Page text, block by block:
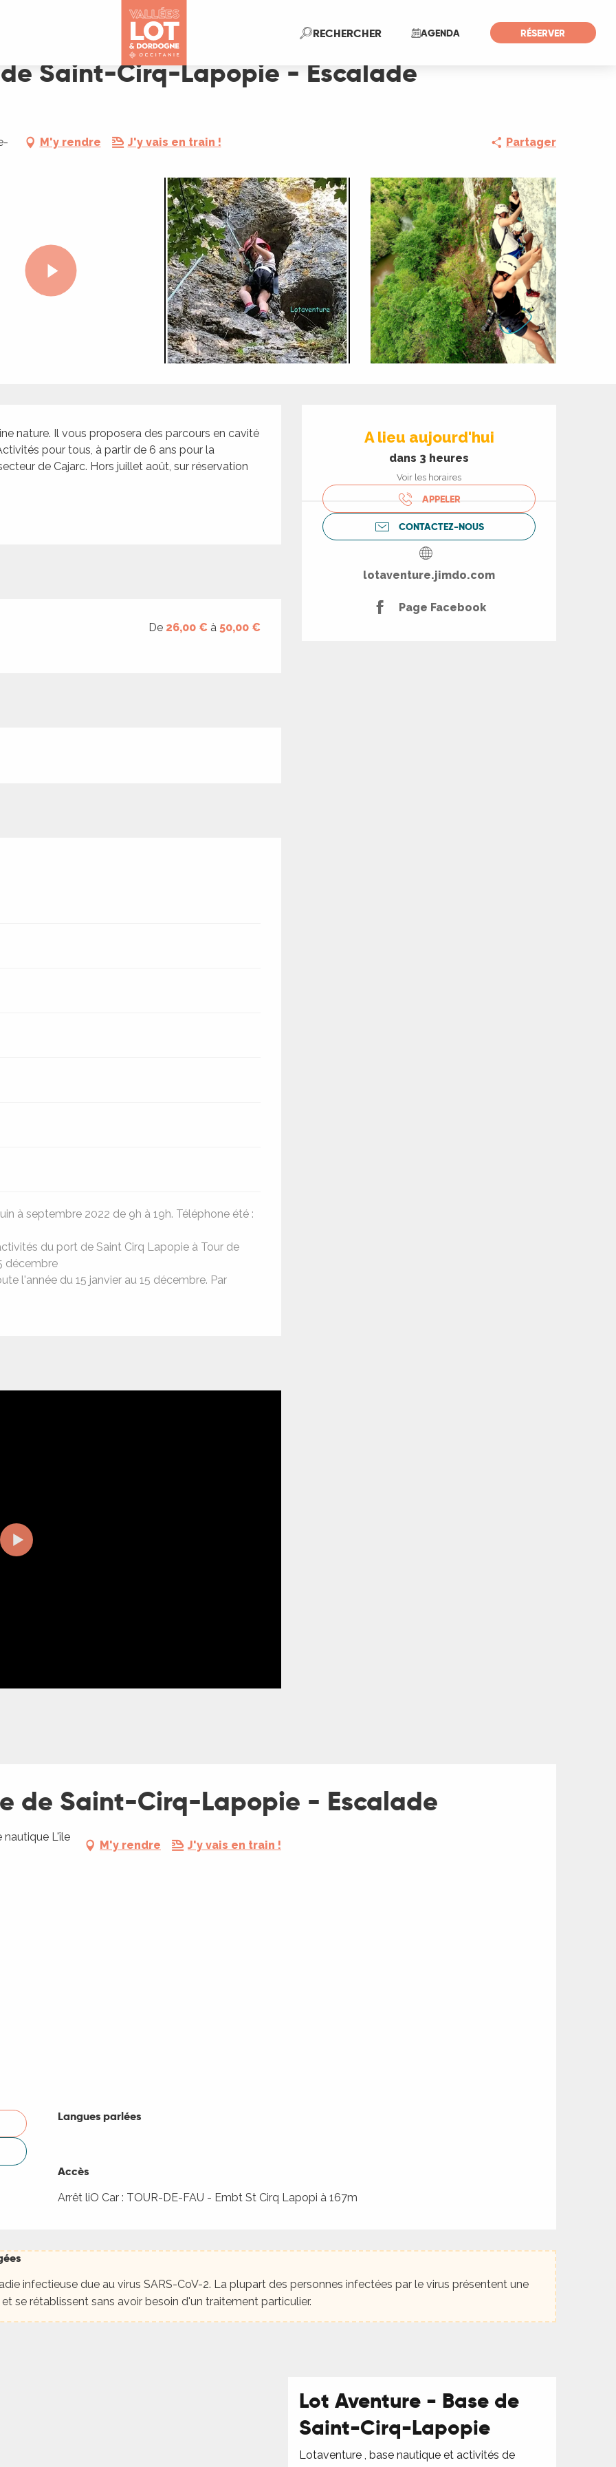
AGENDA RÉSERVER
RECHERCHERRecherche
Saint-Cirq-Lapopie - Escalade
M'y rendre J'y vais en train ! Partager
Ouverture et
A lieu aujourd'hui
dans 3 heures
Voir les horaires
APPELER
CONTACTEZ-NOUS
lotaventure.jimdo.com
Page Facebook
nature. Il vous proposera des parcours en cavité
pour tous, à partir de 6 ans pour la
de Cajarc. Hors juillet août, sur réservation
De 26,00 € à 50,00 €
à septembre 2022 de 9h à 19h. Téléphone été :
du port de Saint Cirq Lapopie à Tour de
décembre
l'année du 15 janvier au 15 décembre. Par
de Saint-Cirq-Lapopie - Escalade
nautique L'île
M'y rendre J'y vais en train !
Langues parlées
Langues parlées
Accès
Accès
Arrêt liO Car : TOUR-DE-FAU - Embt St Cirq Lapopi à 167m
infectieuse due au virus SARS-CoV-2. La plupart des personnes infectées par le virus présentent une
se rétablissent sans avoir besoin d'un traitement particulier.
Lot Aventure - Base de
Saint-Cirq-Lapopie
Lotaventure , base nautique et activités de